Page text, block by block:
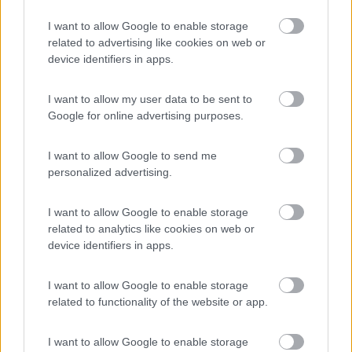
I want to allow Google to enable storage
related to advertising like cookies on web or
device identifiers in apps.
I want to allow my user data to be sent to
Google for online advertising purposes.
I want to allow Google to send me
personalized advertising.
I want to allow Google to enable storage
related to analytics like cookies on web or
device identifiers in apps.
I want to allow Google to enable storage
related to functionality of the website or app.
I want to allow Google to enable storage
Inserito il11/05/2006 alle: 22:36:15
L'indagine è vera solo in parte perchè ad es. io di anni ne ho 56
34.Per cui l'età media (40-49)non risponde alla realtà.Stabilire
poi quanto spende al giorno un'equipaggio in camper mi pare
un'impresa ardua .Insomma questa indagine mi sa tanto di
azzeccano mai una. E' però difficile fare un calcolo statistico su
questa tipologia di turismo, poiché "quello in camper è un
prenotazioni, non ha una destinazione predefinita e non viene
registrato".Con questa frase l'indagine si commenta da
sola.Ciao:Bruno.
1697
Inserito il11/05/2006 alle:23:20:36
L'indagine è vera solo in parte perchè ad es. io di anni ne ho 56